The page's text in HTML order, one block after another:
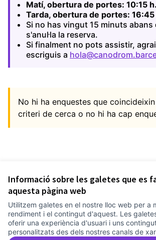
Informació sobre les galetes que es
aquesta pàgina web
Utilitzem galetes en el nostre lloc web per a
rendiment i el contingut d'aquest. Les
oferir una experiència d'usuari i uns
personalitzats des dels nostres canals de
Matí, obertura de portes: 10:15 h.
Tarda, obertura de portes: 16:45
Si no has vingut 15 minuts
s'anul·la la reserva.
Si finalment no pots assistir,
escriguis a
No hi ha enquestes que
criteri de cerca o no hi ha cap